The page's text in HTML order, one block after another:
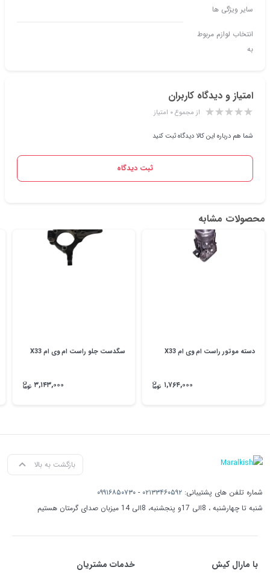
سایر ویژگی ها
انتخاب لوازم مربوط
به
امتیاز و دیدگاه کاربران
از مجموع ۰ امتیاز
شما هم درباره این کالا دیدگاه ثبت کنید
ثبت دیدگاه
محصولات مشابه
دسته موتور راست ام وی ام X33
۱,۷۶۴,۰۰۰
سگدست جلو راست ام وی ام X33
۳,۱۴۳,۰۰۰
بازگشت به بالا
شماره تلفن های پشتیبانی: ۰۲۱۳۳۴۶۰۵۹۲ - ۰۹۹۱۶۸۵۰۷۳۰
شنبه تا چهارشنبه ، 8الی 17و پنجشنبه، 8الی 14 میزبان صدای گرمتان هستیم
با مارال کیش خدمات مشتریان